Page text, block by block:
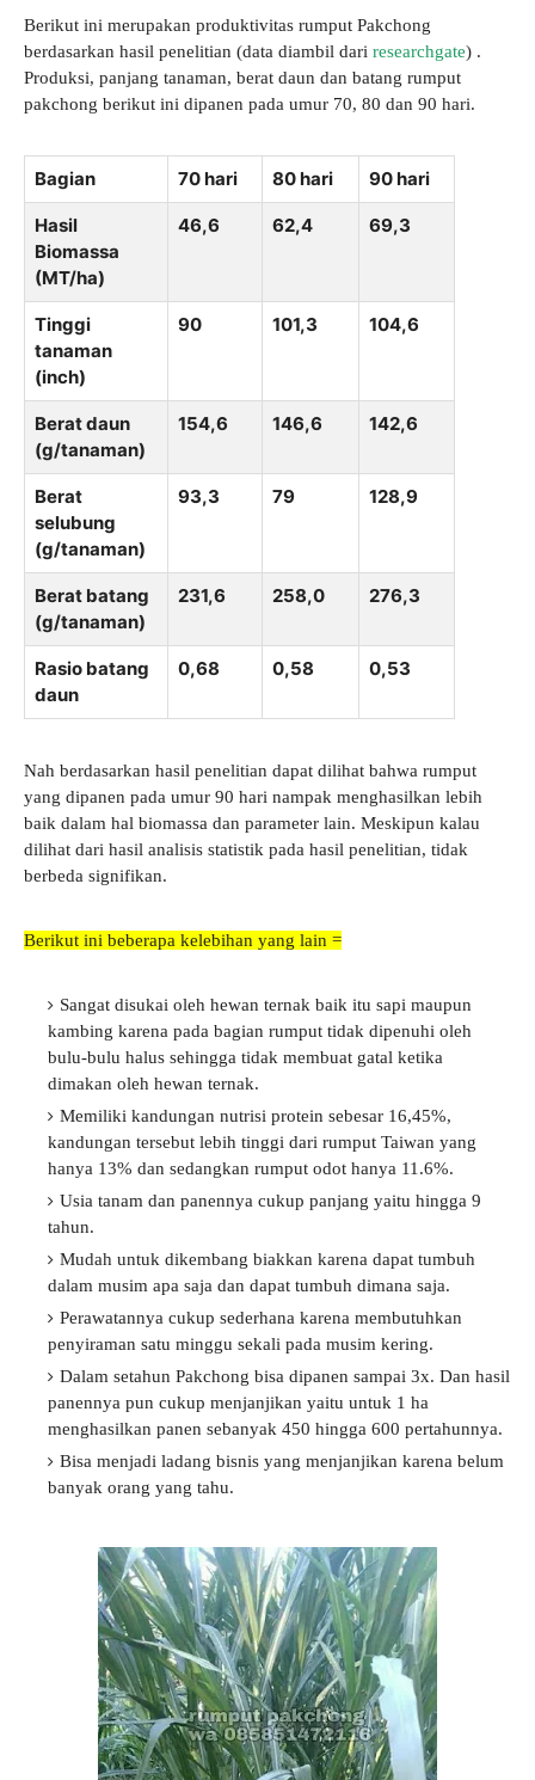
Berikut ini merupakan produktivitas rumput Pakchong
berdasarkan hasil penelitian (data diambil dari researchgate) .
Produksi, panjang tanaman, berat daun dan batang rumput
pakchong berikut ini dipanen pada umur 70, 80 dan 90 hari.
Bagian 70 hari 80 hari 90 hari
Hasil
Biomassa
(MT/ha)
46,6 62,4 69,3
Tinggi
tanaman
(inch)
90 101,3 104,6
Berat daun
(g/tanaman)
154,6 146,6 142,6
Berat
selubung
(g/tanaman)
93,3 79 128,9
Berat batang
(g/tanaman)
231,6 258,0 276,3
Rasio batang
daun
0,68 0,58 0,53
Nah berdasarkan hasil penelitian dapat dilihat bahwa rumput
yang dipanen pada umur 90 hari nampak menghasilkan lebih
baik dalam hal biomassa dan parameter lain. Meskipun kalau
dilihat dari hasil analisis statistik pada hasil penelitian, tidak
berbeda signifikan.
Berikut ini beberapa kelebihan yang lain =
Sangat disukai oleh hewan ternak baik itu sapi maupun
kambing karena pada bagian rumput tidak dipenuhi oleh
bulu-bulu halus sehingga tidak membuat gatal ketika
dimakan oleh hewan ternak.
Memiliki kandungan nutrisi protein sebesar 16,45%,
kandungan tersebut lebih tinggi dari rumput Taiwan yang
hanya 13% dan sedangkan rumput odot hanya 11.6%.
Usia tanam dan panennya cukup panjang yaitu hingga 9
tahun.
Mudah untuk dikembang biakkan karena dapat tumbuh
dalam musim apa saja dan dapat tumbuh dimana saja.
Perawatannya cukup sederhana karena membutuhkan
penyiraman satu minggu sekali pada musim kering.
Dalam setahun Pakchong bisa dipanen sampai 3x. Dan hasil
panennya pun cukup menjanjikan yaitu untuk 1 ha
menghasilkan panen sebanyak 450 hingga 600 pertahunnya.
Bisa menjadi ladang bisnis yang menjanjikan karena belum
banyak orang yang tahu.